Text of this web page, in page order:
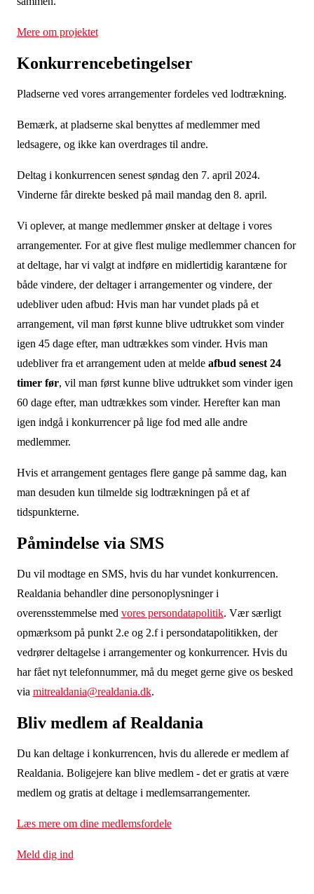
Mere om projektet
Konkurrencebetingelser
Pladserne ved vores arrangementer fordeles ved lodtrækning.
Bemærk, at pladserne skal benyttes af medlemmer med
ledsagere, og ikke kan overdrages til andre.
Deltag i konkurrencen senest søndag den 7. april 2024.
Vinderne får direkte besked på mail mandag den 8. april.
Vi oplever, at mange medlemmer ønsker at deltage i vores
arrangementer. For at give flest mulige medlemmer chancen for
at deltage, har vi valgt at indføre en midlertidig karantæne for
både vindere, der deltager i arrangementer og vindere, der
udebliver uden afbud: Hvis man har vundet plads på et
arrangement, vil man først kunne blive udtrukket som vinder
igen 45 dage efter, man udtrækkes som vinder. Hvis man
udebliver fra et arrangement uden at melde afbud senest 24
timer før, vil man først kunne blive udtrukket som vinder igen
60 dage efter, man udtrækkes som vinder. Herefter kan man
igen indgå i konkurrencer på lige fod med alle andre
medlemmer.
Hvis et arrangement gentages flere gange på samme dag, kan
man desuden kun tilmelde sig lodtrækningen på et af
tidspunkterne.
Påmindelse via SMS
Du vil modtage en SMS, hvis du har vundet konkurrencen.
Realdania behandler dine personoplysninger i
overensstemmelse med vores persondatapolitik. Vær særligt
opmærksom på punkt 2.e og 2.f i persondatapolitikken, der
vedrører deltagelse i arrangementer og konkurrencer. Hvis du
har fået nyt telefonnummer, må du meget gerne give os besked
via mitrealdania@realdania.dk.
Bliv medlem af Realdania
Du kan deltage i konkurrencen, hvis du allerede er medlem af
Realdania. Boligejere kan blive medlem - det er gratis at være
medlem og gratis at deltage i medlemsarrangementer.
Læs mere om dine medlemsfordele
Meld dig ind